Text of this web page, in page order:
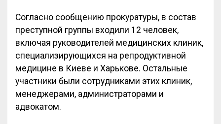
Согласно сообщению прокуратуры, в состав
преступной группы входили 12 человек,
включая руководителей медицинских клиник,
специализирующихся на репродуктивной
медицине в Киеве и Харькове. Остальные
участники были сотрудниками этих клиник,
менеджерами, администраторами и
адвокатом.